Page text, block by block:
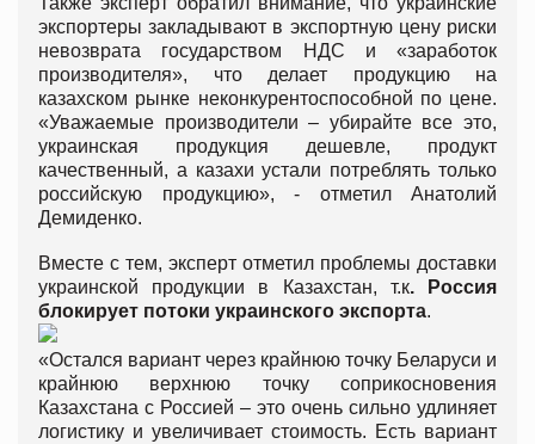
экспортеры закладывают в экспортную цену риски
невозврата государством НДС и «заработок
производителя», что делает продукцию на
казахском рынке неконкурентоспособной по цене.
«Уважаемые производители – убирайте все это,
украинская продукция дешевле, продукт
качественный, а казахи устали потреблять только
российскую продукцию», - отметил Анатолий
Демиденко.
Вместе с тем, эксперт отметил проблемы доставки
украинской продукции в Казахстан, т.к.
Россия
блокирует потоки украинского экспорта.
«Остался вариант через крайнюю точку Беларуси и
крайнюю верхнюю точку соприкосновения
Казахстана с Россией – это очень сильно удлиняет
логистику и увеличивает стоимость. Есть вариант